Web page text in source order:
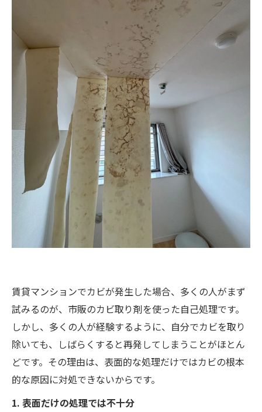
賃貸マンションでカビが発生した場合、多くの人がまず
試みるのが、市販のカビ取り剤を使った自己処理です。
しかし、多くの人が経験するように、自分でカビを取り
除いても、しばらくすると再発してしまうことがほとん
どです。その理由は、表面的な処理だけではカビの根本
的な原因に対処できないからです。
1. 表面だけの処理では不十分